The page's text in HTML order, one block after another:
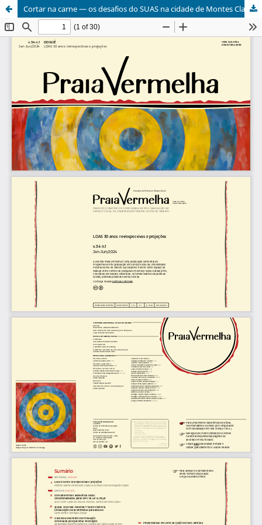
Cortar na carne — os desafios do SUAS na cidade de Montes Claros frente ao cenário de austeridade fiscal